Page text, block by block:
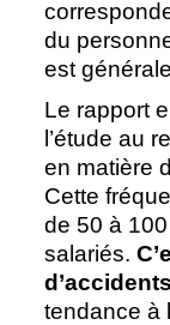
du
est
Le rapport
l’étude au
en matière
Cette
de 50 à
salariés.
tendance à